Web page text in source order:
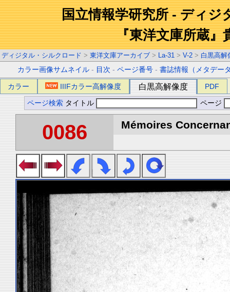
国立情報学研究所 - ディジ
『東洋文庫所蔵』
ディジタル・シルクロード > 東洋文庫アーカイブ > La-31 > V-2 > 白黒高解
カラー画像サムネイル - 目次 -ページ番号 -書誌情報（メタデー
カラー IIIFカラー高解像度 白黒高解像度 PDF
ページ検索 タイトル ページ
0086 Mémoires